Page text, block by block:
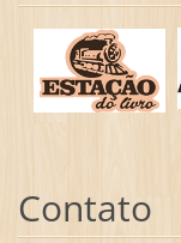
Contato